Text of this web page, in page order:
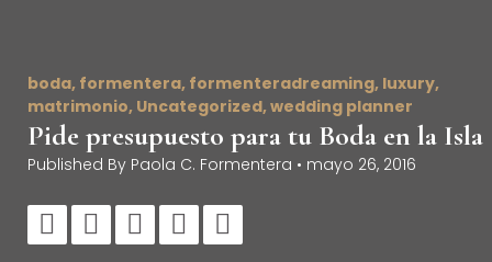
boda, formentera, formenteradreaming, luxury,
matrimonio, Uncategorized,wedding planner
Pide presupuesto para tu Boda en la Isla
Published By Paola C. Formentera • mayo 26, 2016
    